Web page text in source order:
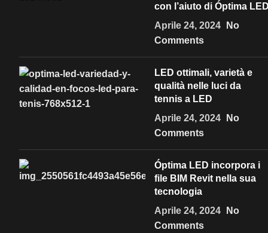
con l’aiuto di Óptima
Aprile 24, 2024
No
Comments
LED ottimali, varietà e
qualità nelle luci da
tennis a LED
Aprile 24, 2024
No
Comments
Óptima LED incorpora i
file BIM Revit nella sua
tecnologia
Aprile 24, 2024
No
Comments